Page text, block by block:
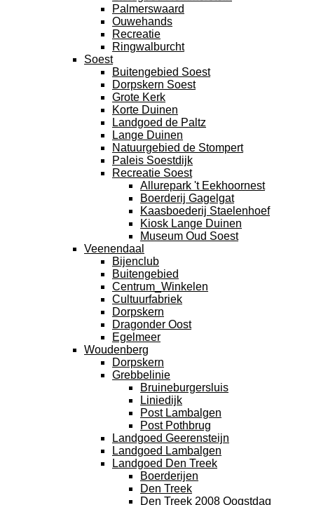
Palmerswaard
Ouwehands
Recreatie
Ringwalburcht
Soest
Buitengebied Soest
Dorpskern Soest
Grote Kerk
Korte Duinen
Landgoed de Paltz
Lange Duinen
Natuurgebied de Stompert
Paleis Soestdijk
Recreatie Soest
Allurepark 't Eekhoornest
Boerderij Gagelgat
Kaasboederij Staelenhoef
Kiosk Lange Duinen
Museum Oud Soest
Veenendaal
Bijenclub
Buitengebied
Centrum_Winkelen
Cultuurfabriek
Dorpskern
Dragonder Oost
Egelmeer
Woudenberg
Dorpskern
Grebbelinie
Bruineburgersluis
Liniedijk
Post Lambalgen
Post Pothbrug
Landgoed Geerensteijn
Landgoed Lambalgen
Landgoed Den Treek
Boerderijen
Den Treek
Den Treek 2008 Oogstdag